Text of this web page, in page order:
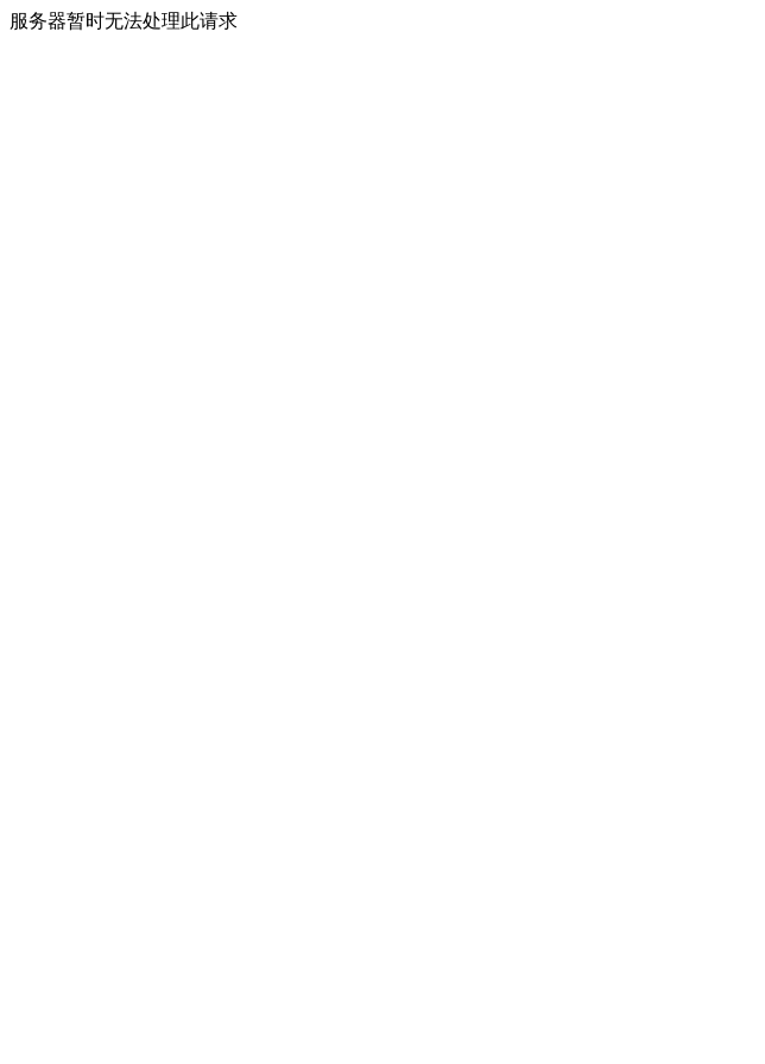
服务器暂时无法处理此请求